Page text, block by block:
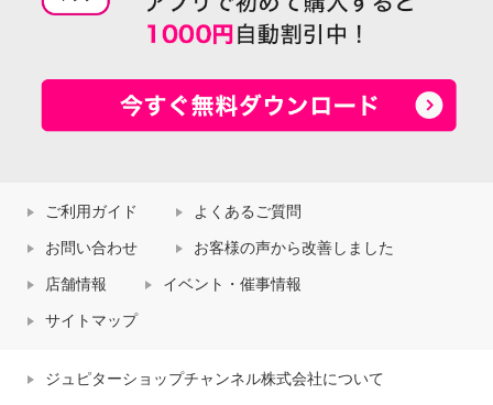
ご利用ガイド よくあるご質問
お問い合わせ お客様の声から改善しました
店舗情報 イベント・催事情報
サイトマップ
ジュピターショップチャンネル株式会社について